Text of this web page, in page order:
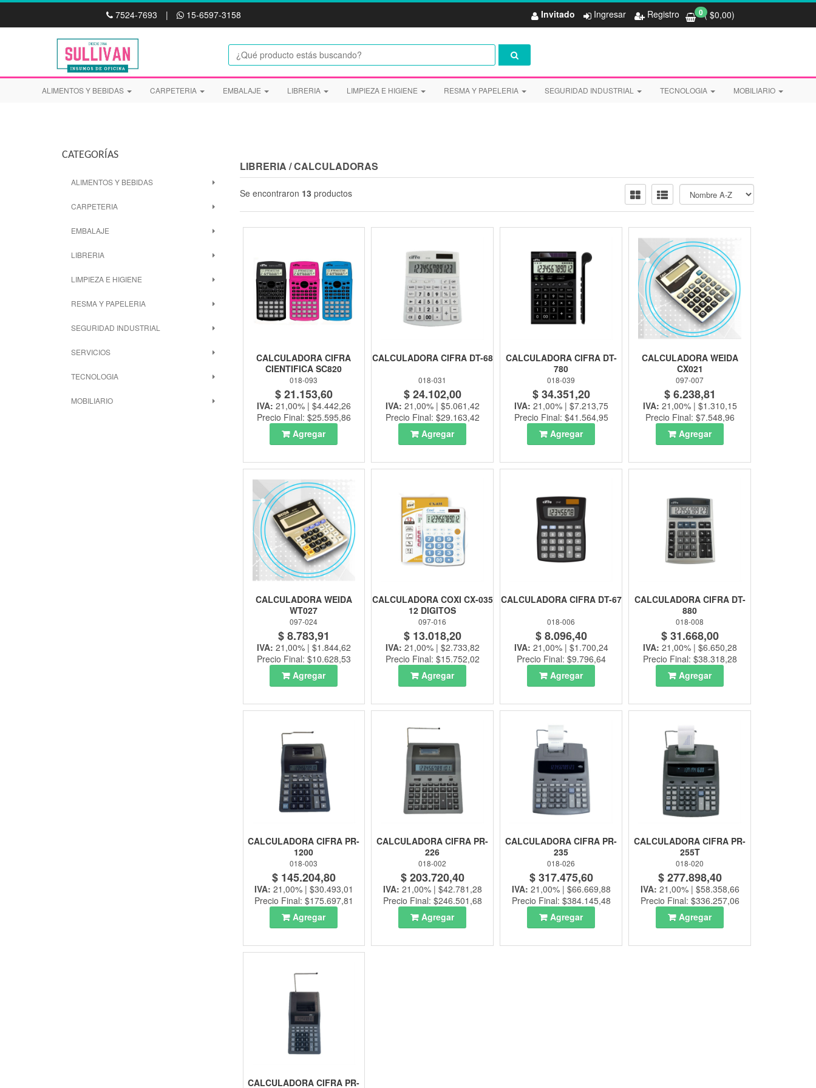
Invitado Ingresar Registro 0( $0,00)
ALIMENTOS Y BEBIDAS CARPETERIA EMBALAJE LIBRERIA LIMPIEZA E HIGIENE RESMA Y PAPELERIA SEGURIDAD INDUSTRIAL TECNOLOGIA MOBILIARIO
7524-7693 | 15-6597-3158
CATEGORÍAS
ALIMENTOS Y BEBIDAS
CARPETERIA
EMBALAJE
LIBRERIA
LIMPIEZA E HIGIENE
RESMA Y PAPELERIA
SEGURIDAD INDUSTRIAL
SERVICIOS
TECNOLOGIA
MOBILIARIO
LIBRERIA /CALCULADORAS
Se encontraron 13 productos
CALCULADORA CIFRA
CIENTIFICA SC820
018-093
$ 21.153,60
IVA: 21,00% | $4.442,26
Precio Final: $25.595,86
Agregar
CALCULADORA CIFRA DT-68
018-031
$ 24.102,00
IVA: 21,00% | $5.061,42
Precio Final: $29.163,42
Agregar
CALCULADORA CIFRA DT-
780
018-039
$ 34.351,20
IVA: 21,00% | $7.213,75
Precio Final: $41.564,95
Agregar
CALCULADORA WEIDA
CX021
097-007
$ 6.238,81
IVA: 21,00% | $1.310,15
Precio Final: $7.548,96
Agregar
CALCULADORA WEIDA
WT027
097-024
$ 8.783,91
IVA: 21,00% | $1.844,62
Precio Final: $10.628,53
Agregar
CALCULADORA COXI CX-035
12 DIGITOS
097-016
$ 13.018,20
IVA: 21,00% | $2.733,82
Precio Final: $15.752,02
Agregar
CALCULADORA CIFRA DT-67
018-006
$ 8.096,40
IVA: 21,00% | $1.700,24
Precio Final: $9.796,64
Agregar
CALCULADORA CIFRA DT-
880
018-008
$ 31.668,00
IVA: 21,00% | $6.650,28
Precio Final: $38.318,28
Agregar
CALCULADORA CIFRA PR-
1200
018-003
$ 145.204,80
IVA: 21,00% | $30.493,01
Precio Final: $175.697,81
Agregar
CALCULADORA CIFRA PR-
226
018-002
$ 203.720,40
IVA: 21,00% | $42.781,28
Precio Final: $246.501,68
Agregar
CALCULADORA CIFRA PR-
235
018-026
$ 317.475,60
IVA: 21,00% | $66.669,88
Precio Final: $384.145,48
Agregar
CALCULADORA CIFRA PR-
255T
018-020
$ 277.898,40
IVA: 21,00% | $58.358,66
Precio Final: $336.257,06
Agregar
CALCULADORA CIFRA PR-